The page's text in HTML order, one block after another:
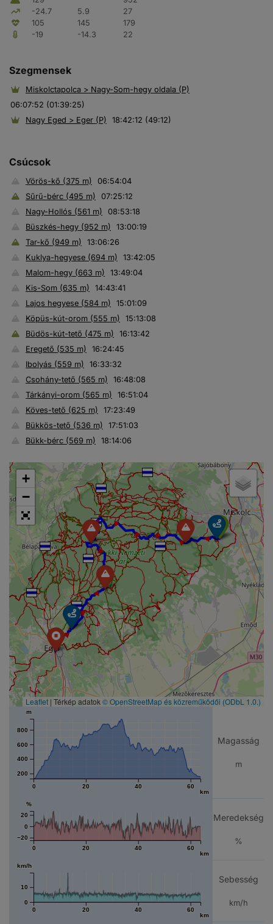
-24.7
5.9
27
105
145
179
-19
-14.3 22
Szegmensek
Miskolctapolca > Nagy-Som-hegy oldala (P)
06:07:52 (01:39:25)
Nagy Eged > Eger (P)
18:42:12 (49:12)
Csúcsok
Vörös-kő (375 m)
06:54:04
Sűrű-bérc (495 m)
07:25:12
Nagy-Hollós (561 m)
08:53:18
Büszkés-hegy (952 m)
13:00:19
Tar-kő (949 m)
13:06:26
Kuklya-hegyese (694 m)
13:42:05
Malom-hegy (663 m)
13:49:04
Kis-Som (635 m)
14:43:41
Lajos hegyese (584 m)
15:01:09
Köpüs-kút-orom (555 m)
15:13:08
Büdös-kút-tető (475 m)
16:13:42
Eregető (535 m)
16:24:45
Ibolyás (559 m)
16:33:32
Csohány-tető (565 m)
16:48:08
Tárkányi-orom (565 m)
16:51:04
Köves-tető (625 m)
17:23:49
Bükkös-tető (536 m)
17:51:03
Bükk-bérc (569 m)
18:14:06
► ► ► ► ► ► ► ► ► ► ► ►
+
−
Leaflet | Térkép adatok © OpenStreetMap és közreműködői (ODbL 1.0.)
0 20 40 60
km
200
400
600
800
m
Magasság
m
0 20 40 60
km
−20
0
20
%
Meredekség
%
0 20 40 60
km
0
10
km/h
Sebesség
km/h